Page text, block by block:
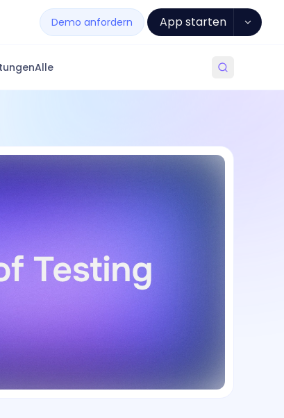
Demo anfordern App starten
Alle